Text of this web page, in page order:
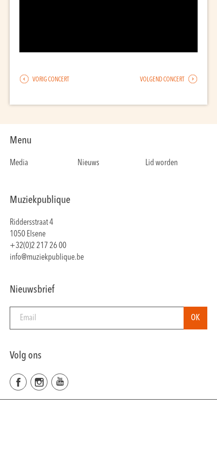
VORIG CONCERT VOLGEND CONCERT
Menu
Media Nieuws Lid worden
Muziekpublique
Riddersstraat 4
1050 Elsene
+32(0)2 217 26 00
info@muziekpublique.be
Nieuwsbrief
Volg ons